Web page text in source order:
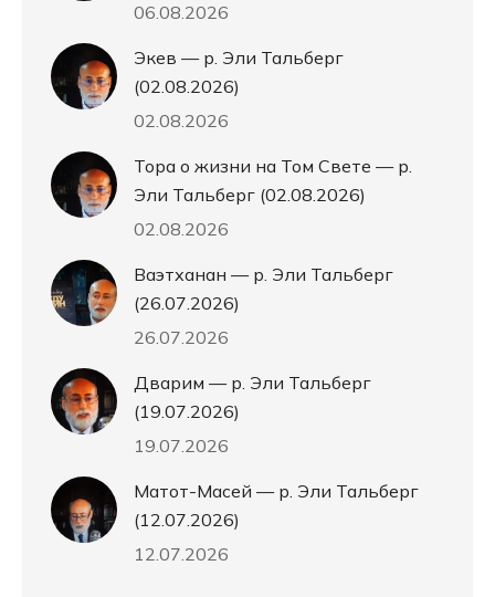
06.08.2026
Экев — р. Эли Тальберг
(02.08.2026)
02.08.2026
Тора о жизни на Том Свете — р.
Эли Тальберг (02.08.2026)
02.08.2026
Ваэтханан — р. Эли Тальберг
(26.07.2026)
26.07.2026
Дварим — р. Эли Тальберг
(19.07.2026)
19.07.2026
Матот-Масей — р. Эли Тальберг
(12.07.2026)
12.07.2026